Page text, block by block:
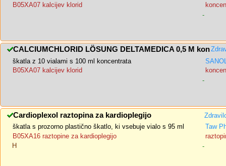
B05XA07 kalcijev klorid
-
CALCIUMCHLORID LÖSUNG DELTAMEDICA 0,5 M kon
škatla z 10 vialami s 100 ml koncentrata
B05XA07 kalcijev klorid
-
Cardioplexol raztopina za kardioplegijo
škatla s prozorno plastično škatlo, ki vsebuje vialo s 95 ml
Taw
B05XA16 raztopine za kardioplegijo
H
-